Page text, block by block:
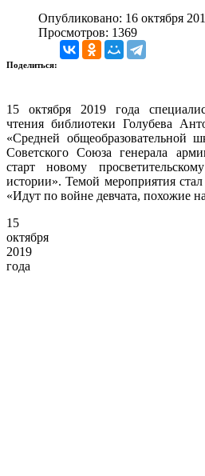
Опубликовано: 16 октября
Просмотров: 1369
Поделиться:
15 октября 2019 года
чтения библиотеки Голубева
«Средней
Советского Союза генерала
старт новому
истории». Темой мероприятия
«Идут по войне девчата, похожие
15
октября
2019
года